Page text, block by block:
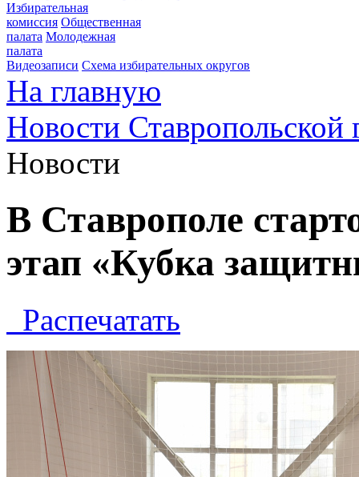
Избирательная
комиссия Общественная
палата Молодежная
палата
Видеозаписи Схема избирательных округов
На главную
Новости
Новости
В Ставрополе
этап «Кубка
Распечатать